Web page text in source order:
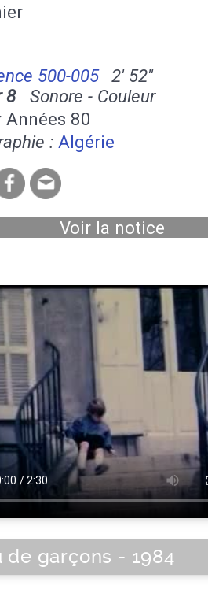
500-005
2' 52''
8Sonore - Couleur
Années 80
: Algérie
Voir la notice
de garçons - 1984